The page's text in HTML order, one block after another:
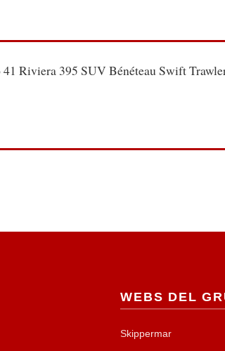
Riviera 395 SUV Bénéteau Swift
WEBS DEL
Skippermar